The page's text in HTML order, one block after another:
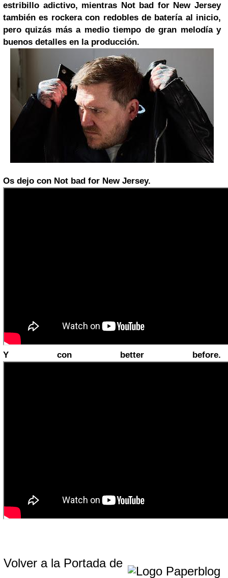
estribillo adictivo, mientras Not bad for New Jersey
también es rockera con redobles de batería al inicio,
pero quizás más a medio tiempo de gran melodía y
buenos detalles en la producción.
Os dejo con Not bad for New Jersey.
Y con better before.
Volver a la Portada de